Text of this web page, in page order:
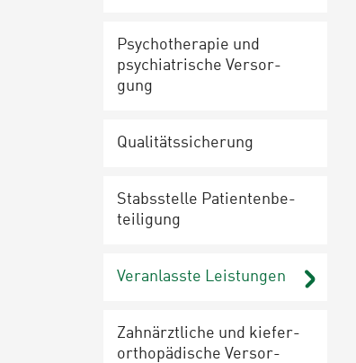
Psy­cho­the­ra­pie und
psych­ia­tri­sche Ver­sor­
gung
Qua­li­täts­si­che­rung
Stabs­stel­le Pa­ti­en­ten­be­
tei­li­gung
Ver­an­lass­te Leis­tun­gen
Zahn­ärzt­li­che und kie­fer­
or­tho­pä­di­sche Ver­sor­